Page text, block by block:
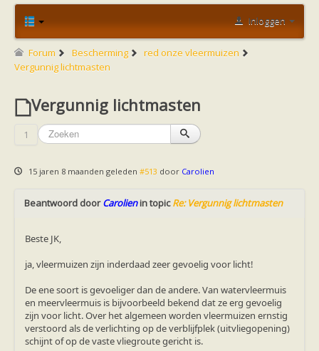
Friesland
Limburg
Noord-Brabant
Noord-Holland
Utrecht
Zeeland
Zuid-Holland
Vleermuizen en ziektes
Gebiedsbescherming
Vleermuisprotocol
Doe mee
Meedoen
Regionale of provinciale werkgroepen
Jeugd
Internationaal
Landelijke natuurverenigingen
Ik wil graag mee op vleermuisexcursie
Inloggen
Forum Bescherming
red onze vleermuizen
Vergunnig lichtmasten
Vergunnig lichtmasten
1
15 jaren 8 maanden geleden #513 door Carolien
Beantwoord doorCarolienin topicRe: Vergunnig lichtmasten
Beste JK,
ja, vleermuizen zijn inderdaad zeer gevoelig voor licht!
De ene soort is gevoeliger dan de andere. Van watervleermuis
en meervleermuis is bijvoorbeeld bekend dat ze erg gevoelig
zijn voor licht. Over het algemeen worden vleermuizen ernstig
verstoord als de verlichting op de verblijfplek (uitvliegopening)
schijnt of op de vaste vliegroute gericht is.